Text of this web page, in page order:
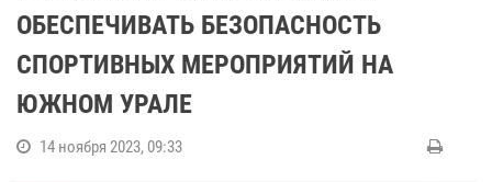
ОБЕСПЕЧИВАТЬ БЕЗОПАСНОСТЬ
СПОРТИВНЫХ МЕРОПРИЯТИЙ НА
ЮЖНОМ УРАЛЕ
14 ноября 2023, 09:33